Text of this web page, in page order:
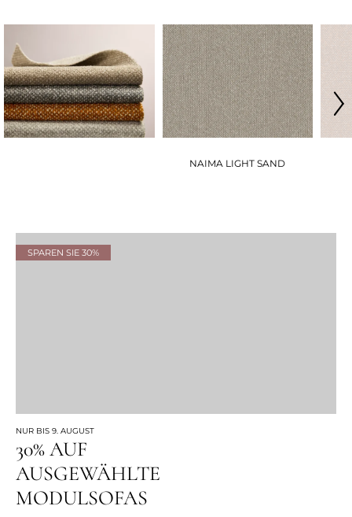
NAIMA LIGHT SAND
SPAREN SIE 30%
NUR BIS 9. AUGUST
30% AUF
AUSGEWÄHLTE
MODULSOFAS